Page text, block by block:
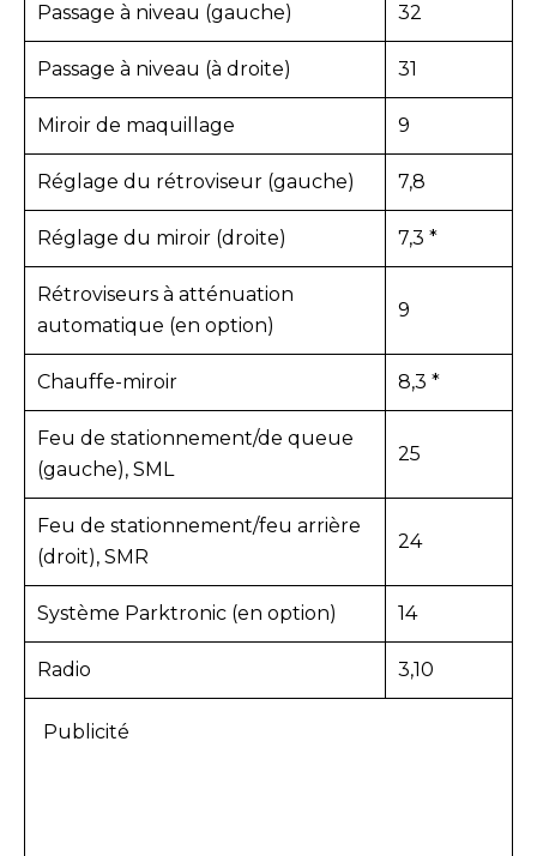
Passage à niveau (gauche) 32
Passage à niveau (à droite) 31
Miroir de maquillage 9
Réglage du rétroviseur (gauche) 7,8
Réglage du miroir (droite) 7,3 *
Rétroviseurs à atténuation
automatique (en option)
9
Chauffe-miroir 8,3 *
Feu de stationnement/de queue
(gauche), SML
25
Feu de stationnement/feu arrière
(droit), SMR
24
Système Parktronic (en option) 14
Radio 3,10
Publicité